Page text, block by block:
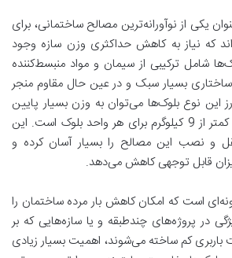
یکی از نوآورانه‌ترین مصالح ساختمانی، برای
که نیاز به کاهش حداکثری وزن سازه وجود
شامل ترکیبی از سیمان و مواد منبسط‌کننده
بسیار سبک و در عین حال مقاوم منجر
این نوع بلوک‌ها می‌توان به وزن بسیار پایین
آن‌ها اشاره کرد که حتی کمتر از 9 کیلوگرم برای هر واحد بلوک است. این
و نصب این مصالح را بسیار آسان کرده و
قابل توجهی کاهش می‌دهد.
است که امکان کاهش بار مرده ساختمان را
در پروژه‌های چندطبقه و یا سازه‌هایی که بر
کم ساخته می‌شوند، اهمیت بسیار زیادی